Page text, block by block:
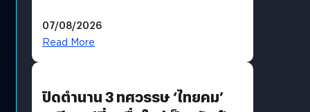
07/08/2026
Read More
ปิดตำนาน 3 ทศวรรษ ‘ไทยคม’